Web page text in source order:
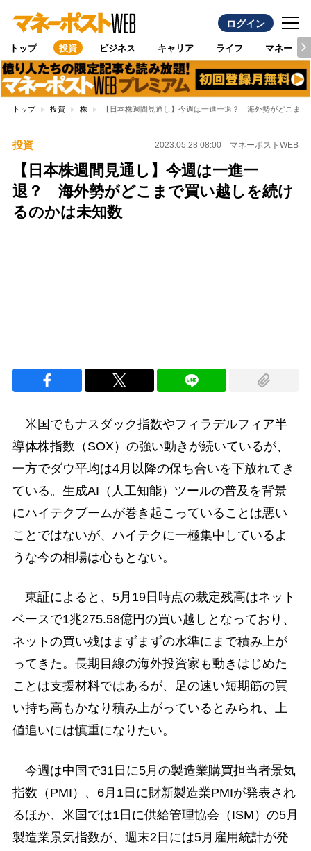
ログイン
トップ 投資 ビジネス キャリア ライフ マネー
トップ 投資 株 【日本株週間見通し】今週は一進一退？ 海外勢がどこま
投資 2023.05.28 08:00 マネーポストWEB
【日本株週間見通し】今週は一進一
退？ 海外勢がどこまで買い越しを続け
るのかは未知数
米国でもナスダック指数やフィラデルフィア半
導体株指数（SOX）の強い動きが続いているが、
一方でダウ平均は4月以降の保ち合いを下放れてき
ている。生成AI（人工知能）ツールの普及を背景
にハイテクブームが巻き起こっていることは悪い
ことではないが、ハイテクに一極集中しているよ
うな今の相場は心もとない。
東証によると、5月19日時点の裁定残高はネット
ベースで1兆275.58億円の買い越しとなっており、
ネットの買い残はまずまずの水準にまで積み上が
ってきた。長期目線の海外投資家も動きはじめた
ことは支援材料ではあるが、足の速い短期筋の買
い持ち高もかなり積み上がっているとみられ、上
値追いには慎重になりたい。
今週は中国で31日に5月の製造業購買担当者景気
指数（PMI）、6月1日に財新製造業PMIが発表され
るほか、米国では1日に供給管理協会（ISM）の5月
製造業景気指数が、週末2日には5月雇用統計が発